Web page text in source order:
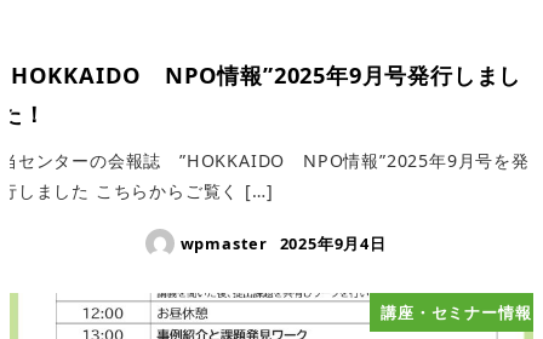
”HOKKAIDO NPO情報”2025年9月号発行しまし
た！
当センターの会報誌 ”HOKKAIDO NPO情報”2025年9月号を発
行しました こちらからご覧く […]
wpmaster 2025年9月4日
講座・セミナー情報